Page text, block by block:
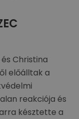
Christina
előálltak a
reakciója és
késztette a